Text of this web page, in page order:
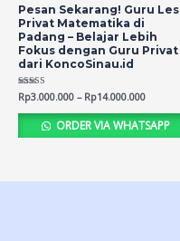
Pesan Sekarang! Guru Les
Privat Matematika di
Padang – Belajar Lebih
Fokus dengan Guru Privat
dari KoncoSinau.id
Rated
5.00
out of 5
Rp3.000.000 – Rp14.000.000
ORDER VIA WHATSAPP